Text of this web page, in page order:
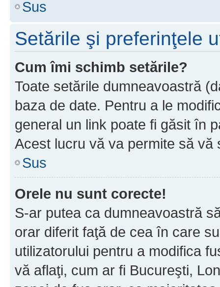
Sus
Setările şi preferinţele
Cum îmi schimb setările?
Toate setările dumneavoastră
baza de date. Pentru a le
general un link poate fi găsit în
Acest lucru vă va permite să vă
Sus
Orele nu sunt corecte!
S-ar putea ca dumneavoastră
orar diferit faţă de cea în care
utilizatorului pentru a modifica
vă aflaţi, cum ar fi Bucureşti,